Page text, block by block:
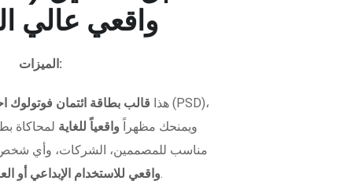
واقعي عالي
الميزات:
هذا قالب بطاقة ائتمان فوتولوك
ويمنحك مظهراً واقعياً للغاية لمحاكاة
مناسب للمصممين، الشركات، وأي
واقعي للاستخدام الإبداعي أو.